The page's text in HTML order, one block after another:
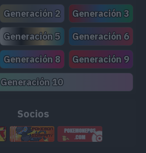
Generación 2
Generación 3
Generación 5
Generación 6
Generación 8
Generación 9
Generación 10
Socios